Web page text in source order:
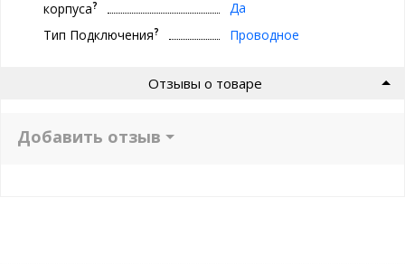
корпуса?
Да
Тип Подключения? Проводное
Отзывы о товаре
Добавить отзыв